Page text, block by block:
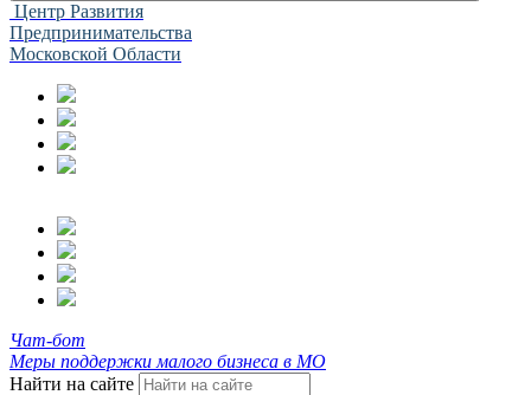
Центр Развития
Предпринимательства
Московской Области
Чат-бот
Меры поддержки малого бизнеса в МО
Найти на сайте